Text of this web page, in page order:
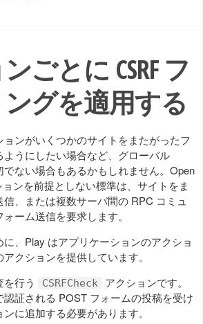
ごとに CSRF フ
グを適用する
ンがいくつかのサイトをまたがったフ
ようにしたい場合など、グローバル
ない場合もあるかもしれません。Open
ンを前提としない標準は、サイトをま
、または複数サーバ間の RPC コミュ
ーム送信を要求します。
、Play はアプリケーションのアクショ
クションを提供しています。
行う
CSRFCheck
アクションです。
証される POST フォームの投稿を受け
に追加する必要があります。